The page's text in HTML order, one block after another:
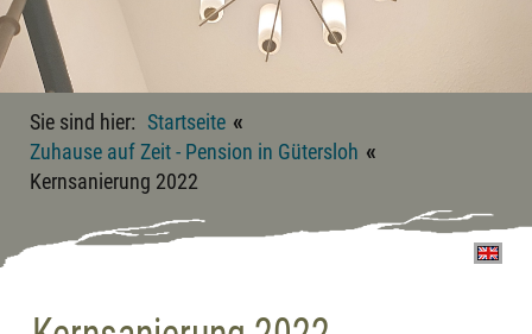
Sie sind hier: Startseite «
Zuhause auf Zeit - Pension in Gütersloh «
Kernsanierung 2022